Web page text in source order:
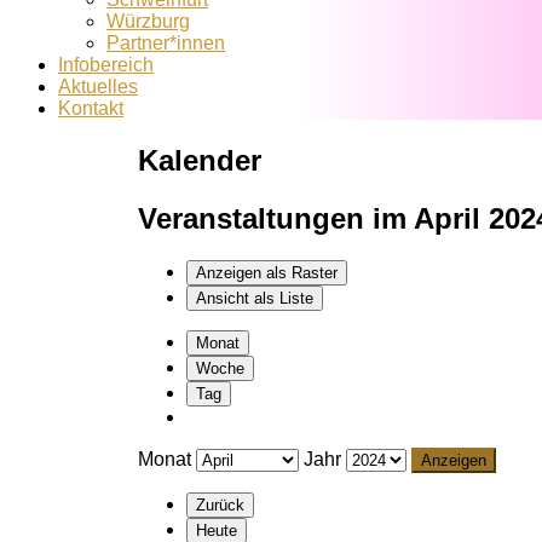
Würzburg
Partner*innen
Infobereich
Aktuelles
Kontakt
Kalender
Veranstaltungen im April
Anzeigen als Raster
Ansicht als Liste
Monat
Woche
Tag
Monat Jahr
Zurück
Heute